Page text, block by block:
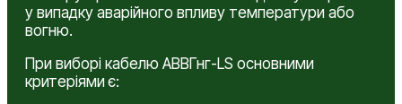
у випадку аварійного впливу температури або
вогню.
При виборі кабелю АВВГнг-LS основними
критеріями є: